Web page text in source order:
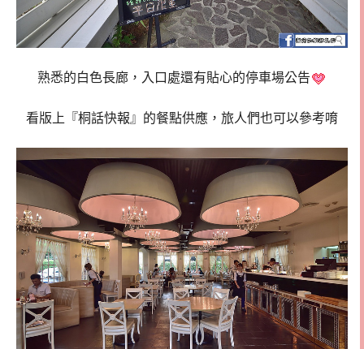
熟悉的白色長廊，入口處還有貼心的停車場公告
看版上『桐話快報』的餐點供應，旅人們也可以參考唷